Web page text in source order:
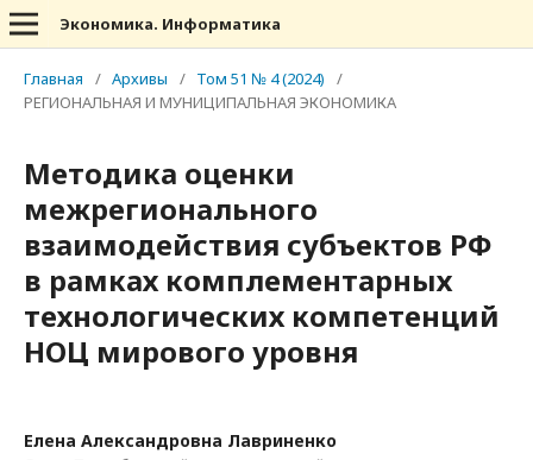
Экономика. Информатика
Главная / Архивы / Том 51 № 4 (2024)
/
РЕГИОНАЛЬНАЯ И МУНИЦИПАЛЬНАЯ ЭКОНОМИКА
Методика оценки
межрегионального
взаимодействия субъектов РФ
в рамках комплементарных
технологических компетенций
НОЦ мирового уровня
Елена Александровна Лавриненко